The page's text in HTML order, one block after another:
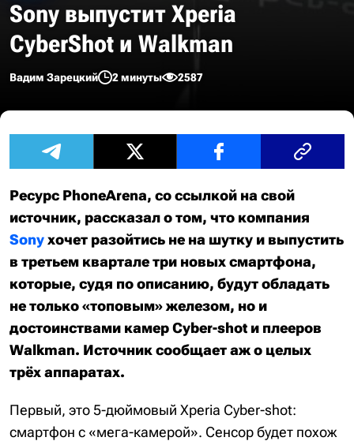
Sony выпустит Xperia
CyberShot и Walkman
Вадим Зарецкий 2 минуты 2587
Ресурс PhoneArena, со ссылкой на свой
источник, рассказал о том, что компания
Sonyхочет разойтись не на шутку и выпустить
в третьем квартале три новых смартфона,
которые, судя по описанию, будут обладать
не только «топовым» железом, но и
достоинствами камер Cyber-shot и плееров
Walkman. Источник сообщает аж о целых
трёх аппаратах.
Первый, это 5-дюймовый Xperia Cyber-shot:
смартфон с «мега-камерой». Сенсор будет похож